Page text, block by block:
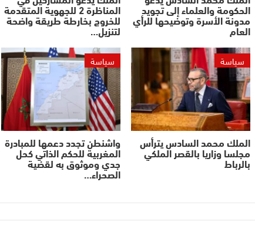
الحكومة والعلماء إلى تجويد
مدونة الأسرة وتوضيحها للرأي
العام
المناظرة 2 للجهوية المتقدمة
للخروج بخارطة طريقة واضحة
لتنزيل…
سياسة
الملك محمد السادس يترأس
مجلسا وزاريا بالقصر الملكي
بالرباط
سياسة
واشنطن تجدد دعمها للمبادرة
المغربية للحكم الذاتي كحل
جدي وموثوق به لقضية
الصحراء…